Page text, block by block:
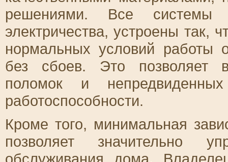
решениями. Все
электричества, устроены так,
нормальных условий работы
без сбоев. Это позволяет
поломок и
работоспособности.
Кроме того, минимальная
позволяет значительно
обслуживания дома.